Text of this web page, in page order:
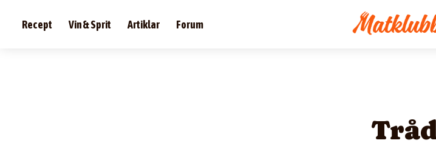
Recept Vin & Sprit Artiklar Forum